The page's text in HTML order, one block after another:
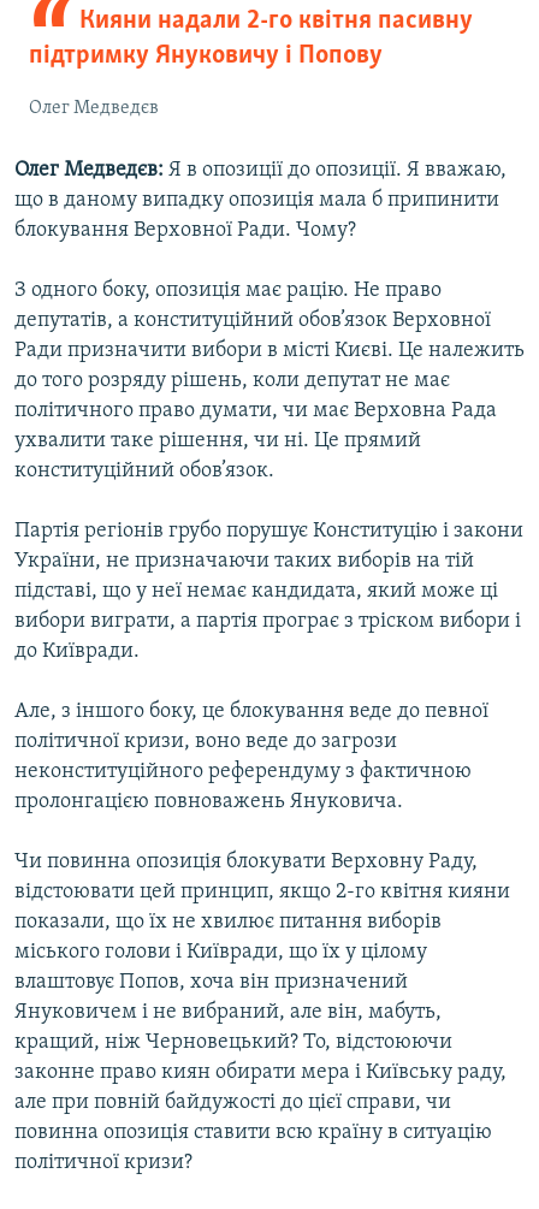
Кияни надали 2-го квітня пасивну
підтримку Януковичу і Попову
Олег Медведєв
Олег Медведєв: Я в опозиції до опозиції. Я вважаю,
що в даному випадку опозиція мала б припинити
блокування Верховної Ради. Чому?
З одного боку, опозиція має рацію. Не право
депутатів, а конституційний обов’язок Верховної
Ради призначити вибори в місті Києві. Це належить
до того розряду рішень, коли депутат не має
політичного право думати, чи має Верховна Рада
ухвалити таке рішення, чи ні. Це прямий
конституційний обов’язок.
Партія регіонів грубо порушує Конституцію і закони
України, не призначаючи таких виборів на тій
підставі, що у неї немає кандидата, який може ці
вибори виграти, а партія програє з тріском вибори і
до Київради.
Але, з іншого боку, це блокування веде до певної
політичної кризи, воно веде до загрози
неконституційного референдуму з фактичною
пролонгацією повноважень Януковича.
Чи повинна опозиція блокувати Верховну Раду,
відстоювати цей принцип, якщо 2-го квітня кияни
показали, що їх не хвилює питання виборів
міського голови і Київради, що їх у цілому
влаштовує Попов, хоча він призначений
Януковичем і не вибраний, але він, мабуть,
кращий, ніж Черновецький? То, відстоюючи
законне право киян обирати мера і Київську раду,
але при повній байдужості до цієї справи, чи
повинна опозиція ставити всю країну в ситуацію
політичної кризи?